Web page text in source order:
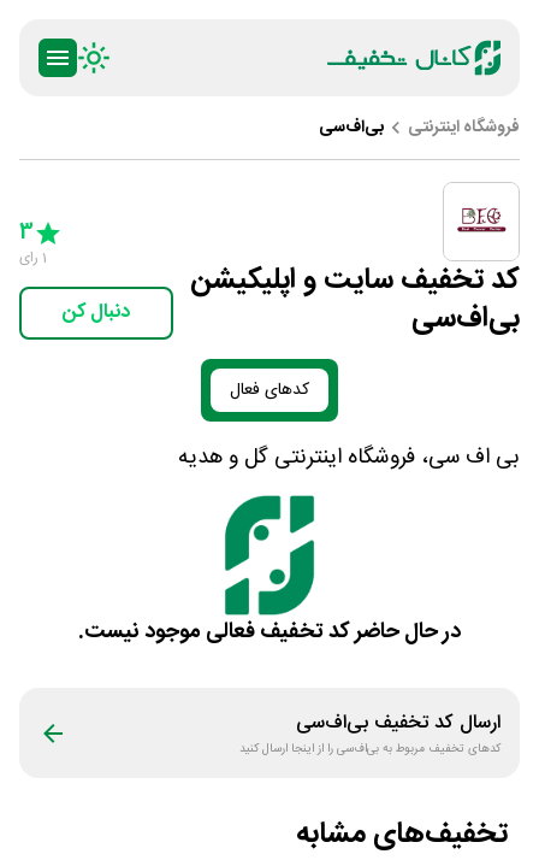
فروشگاه اینترنتی بی‌اف‌سی
کد تخفیف سایت و اپلیکیشن
بی‌اف‌سی
5 Stars
3
1 رای
دنبال کن
کدهای فعال
بی اف سی، فروشگاه اینترنتی گل و هدیه
در حال حاضر کد تخفیف فعالی موجود نیست.
ارسال کد تخفیف بی‌اف‌سی
کدهای تخفیف مربوط بهبی‌اف‌سیرا از اینجا ارسال کنید
تخفیف‌های مشابه